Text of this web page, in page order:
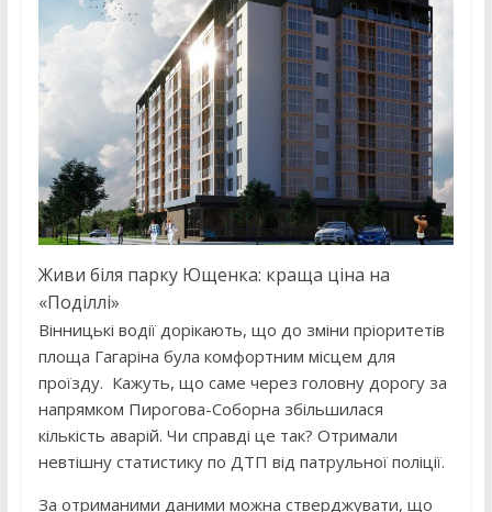
Живи біля парку Ющенка: краща ціна на
«Поділлі»
Вінницькі водії дорікають, що до зміни пріоритетів
площа Гагаріна була комфортним місцем для
проїзду. Кажуть, що саме через головну дорогу за
напрямком Пирогова-Соборна збільшилася
кількість аварій. Чи справді це так? Отримали
невтішну статистику по ДТП від патрульної поліції.
За отриманими даними можна стверджувати, що